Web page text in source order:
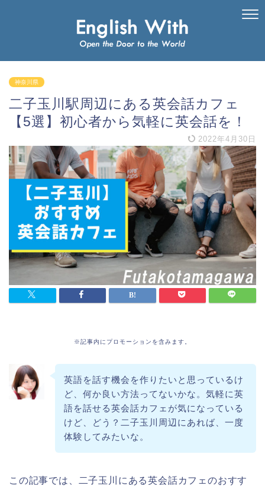
神奈川県
二子玉川駅周辺にある英会話カフェ
【5選】初心者から気軽に英会話を！
2022年4月30日
※記事内にプロモーションを含みます。
英語を話す機会を作りたいと思っているけ
ど、何か良い方法ってないかな。気軽に英
語を話せる英会話カフェが気になっている
けど、どう？二子玉川周辺にあれば、一度
体験してみたいな。
この記事では、二子玉川にある英会話カフェのおすす